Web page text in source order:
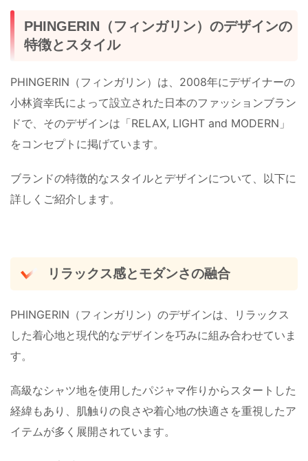
PHINGERIN（フィンガリン）のデザインの
特徴とスタイル
PHINGERIN（フィンガリン）は、2008年にデザイナーの
小林資幸氏によって設立された日本のファッションブラン
ドで、そのデザインは「RELAX, LIGHT and MODERN」
をコンセプトに掲げています。
ブランドの特徴的なスタイルとデザインについて、以下に
詳しくご紹介します。
リラックス感とモダンさの融合
PHINGERIN（フィンガリン）のデザインは、リラックス
した着心地と現代的なデザインを巧みに組み合わせていま
す。
高級なシャツ地を使用したパジャマ作りからスタートした
経緯もあり、肌触りの良さや着心地の快適さを重視したア
イテムが多く展開されています。